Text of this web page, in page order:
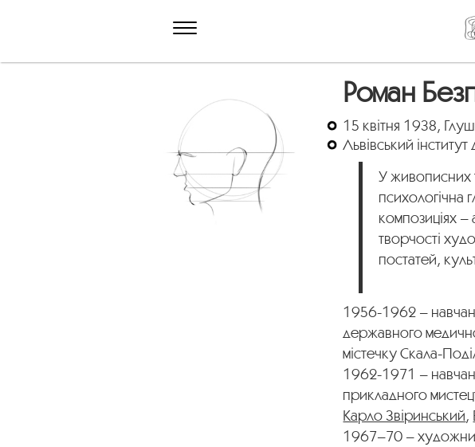
Роман
15 квітня 1938,
Львівський
У живописних
психологічна
композиціях
творчості
постатей,
1956-1962 –
державного
містечку Скала-
1962-1971 –
прикладного
Карло Звіринський,
1967–70 –